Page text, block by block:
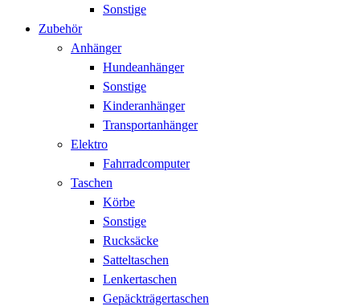
Sonstige
Zubehör
Anhänger
Hundeanhänger
Sonstige
Kinderanhänger
Transportanhänger
Elektro
Fahrradcomputer
Taschen
Körbe
Sonstige
Rucksäcke
Satteltaschen
Lenkertaschen
Gepäckträgertaschen